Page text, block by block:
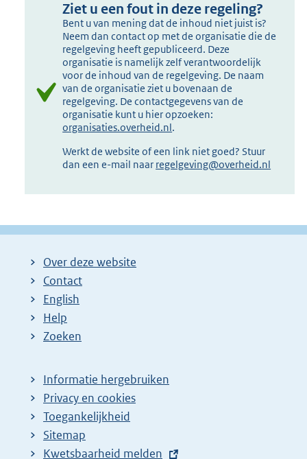
Ziet u een fout in deze regeling?
Bent u van mening dat de inhoud niet juist is?
Neem dan contact op met de organisatie die de
regelgeving heeft gepubliceerd. Deze
organisatie is namelijk zelf verantwoordelijk
voor de inhoud van de regelgeving. De naam
van de organisatie ziet u bovenaan de
regelgeving. De contactgegevens van de
organisatie kunt u hier opzoeken:
organisaties.overheid.nl.
Werkt de website of een link niet goed? Stuur
dan een e-mail naar regelgeving@overheid.nl
Over deze website
Contact
English
Help
Zoeken
Informatie hergebruiken
Privacy en cookies
Toegankelijkheid
Sitemap
E
Kwetsbaarheid melden